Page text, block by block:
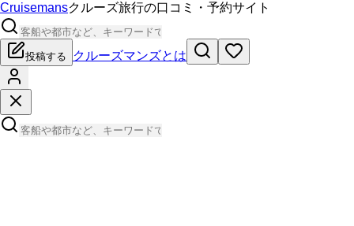
Cruisemansクルーズ旅行の口コミ・予約サイト
投稿する クルーズマンズとは